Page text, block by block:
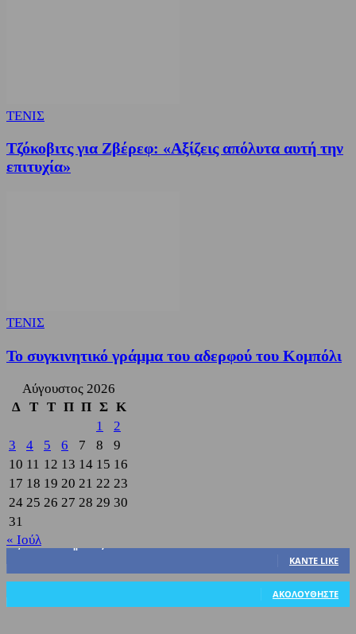
ΤΕΝΙΣ
Τζόκοβιτς για Ζβέρεφ: «Αξίζεις απόλυτα αυτή την
επιτυχία»
ΤΕΝΙΣ
Το συγκινητικό γράμμα του αδερφού του Κομπόλι
Αύγουστος 2026
Δ
Τ Τ Π Π Σ Κ
1
2
3
4 5 6 7 8
9
10 11 12 13 14 15 16
17 18 19 20 21 22 23
24 25 26 27 28 29 30
31
« Ιούλ
3,822
ΚΆΝΤΕ LIKE
ΑΚΟΛΟΥΘΉΣΤΕ